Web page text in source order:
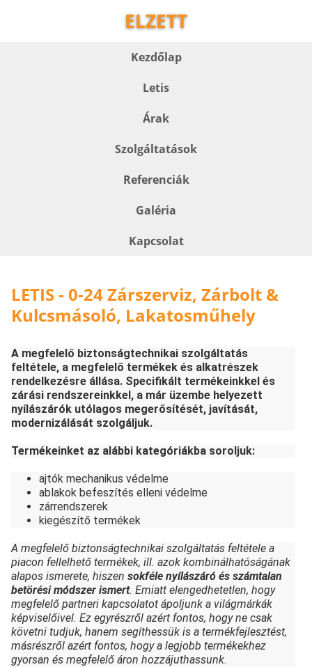
ELZETT
Kezdőlap
Letis
Árak
Szolgáltatások
Referenciák
Galéria
Kapcsolat
LETIS - 0-24 Zárszerviz, Zárbolt &
Kulcsmásoló, Lakatosműhely
A megfelelő biztonságtechnikai szolgáltatás
feltétele, a megfelelő termékek és alkatrészek
rendelkezésre állása. Specifikált termékeinkkel és
zárási rendszereinkkel, a már üzembe helyezett
nyílászárók utólagos megerősítését, javítását,
modernizálását szolgáljuk.
Termékeinket az alábbi kategóriákba soroljuk:
ajtók mechanikus védelme
ablakok befeszítés elleni védelme
zárrendszerek
kiegészítő termékek
A megfelelő biztonságtechnikai szolgáltatás feltétele a
piacon fellelhető termékek, ill. azok kombinálhatóságának
alapos ismerete, hiszen sokféle nyílászáró és számtalan
betörési módszer ismert. Emiatt elengedhetetlen, hogy
megfelelő partneri kapcsolatot ápoljunk a világmárkák
képviselőivel. Ez egyrészről azért fontos, hogy ne csak
követni tudjuk, hanem segíthessük is a termékfejlesztést,
másrészről azért fontos, hogy a legjobb termékekhez
gyorsan és megfelelő áron hozzájuthassunk.